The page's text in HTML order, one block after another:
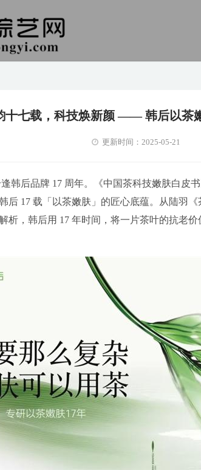
十七载，科技焕新颜 —— 韩后以茶
更新时间：2025-05-21
韩后品牌 17 周年。《中国茶科技嫩肤白皮
后 17 载「以茶嫩肤」的匠心底蕴。从陆羽
析，韩后用 17 年时间，将一片茶叶的抗老